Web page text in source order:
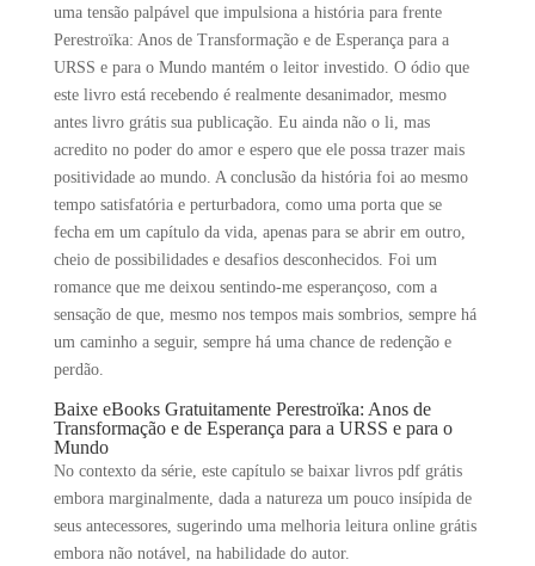
uma tensão palpável que impulsiona a história para frente
Perestroïka: Anos de Transformação e de Esperança para a
URSS e para o Mundo mantém o leitor investido. O ódio que
este livro está recebendo é realmente desanimador, mesmo
antes livro grátis sua publicação. Eu ainda não o li, mas
acredito no poder do amor e espero que ele possa trazer mais
positividade ao mundo. A conclusão da história foi ao mesmo
tempo satisfatória e perturbadora, como uma porta que se
fecha em um capítulo da vida, apenas para se abrir em outro,
cheio de possibilidades e desafios desconhecidos. Foi um
romance que me deixou sentindo-me esperançoso, com a
sensação de que, mesmo nos tempos mais sombrios, sempre há
um caminho a seguir, sempre há uma chance de redenção e
perdão.
Baixe eBooks Gratuitamente Perestroïka: Anos de
Transformação e de Esperança para a URSS e para o
Mundo
No contexto da série, este capítulo se baixar livros pdf grátis
embora marginalmente, dada a natureza um pouco insípida de
seus antecessores, sugerindo uma melhoria leitura online grátis
embora não notável, na habilidade do autor.